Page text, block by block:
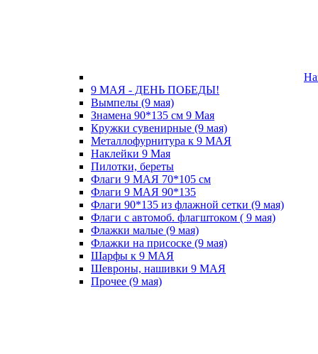
9 МАЯ - ДЕНЬ ПОБЕДЫ!
Вымпелы (9 мая)
Знамена 90*135 см 9 Мая
Кружки cувенирные (9 мая)
Металлофурнитура к 9 МАЯ
Наклейки 9 Мая
Пилотки, береты
Флаги 9 МАЯ 70*105 см
Флаги 9 МАЯ 90*135
Флаги 90*135 из флажной сетки (9 мая)
Флаги с автомоб. флагштоком ( 9 мая)
Флажки малые (9 мая)
Флажки на присоске (9 мая)
Шарфы к 9 МАЯ
Шевроны, нашивки 9 МАЯ
Прочее (9 мая)